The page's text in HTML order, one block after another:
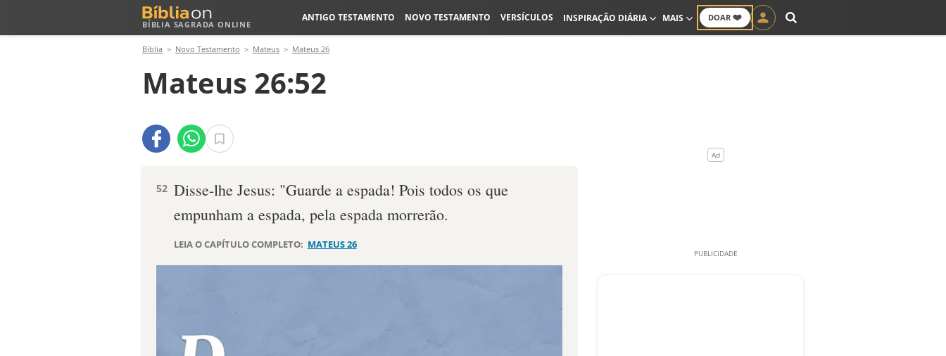
BÍBLIA SAGRADA ONLINE
DOAR ❤️
ANTIGO TESTAMENTO NOVO TESTAMENTO VERSÍCULOS INSPIRAÇÃO DIÁRIA MAIS
Bíblia Novo Testamento Mateus Mateus 26
Mateus 26:52
52 Disse-lhe Jesus: "Guarde a espada! Pois todos os que
empunham a espada, pela espada morrerão.
LEIA O CAPÍTULO COMPLETO: MATEUS 26